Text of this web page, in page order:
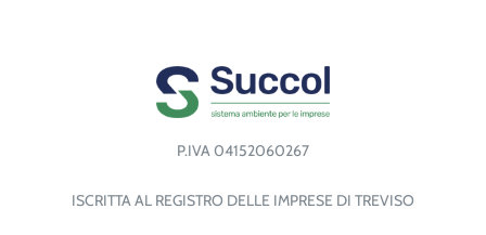
P.IVA 04152060267
ISCRITTA AL REGISTRO DELLE IMPRESE DI TREVISO